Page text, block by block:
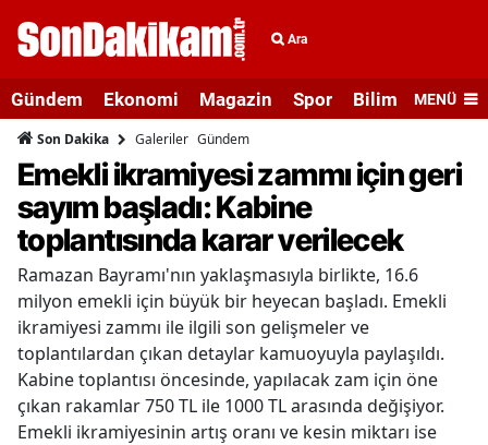
Ara
Gündem Ekonomi Magazin Spor Bilim veMENÜ
Son Dakika Galeriler Gündem
Emekli ikramiyesi zammı için geri
sayım başladı: Kabine
toplantısında karar verilecek
Ramazan Bayramı'nın yaklaşmasıyla birlikte, 16.6
milyon emekli için büyük bir heyecan başladı. Emekli
ikramiyesi zammı ile ilgili son gelişmeler ve
toplantılardan çıkan detaylar kamuoyuyla paylaşıldı.
Kabine toplantısı öncesinde, yapılacak zam için öne
çıkan rakamlar 750 TL ile 1000 TL arasında değişiyor.
Emekli ikramiyesinin artış oranı ve kesin miktarı ise